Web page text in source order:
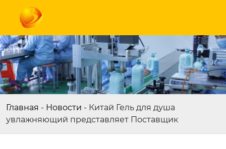
Главная - Новости - Китай Гель для душа
увлажняющий представляет Поставщик